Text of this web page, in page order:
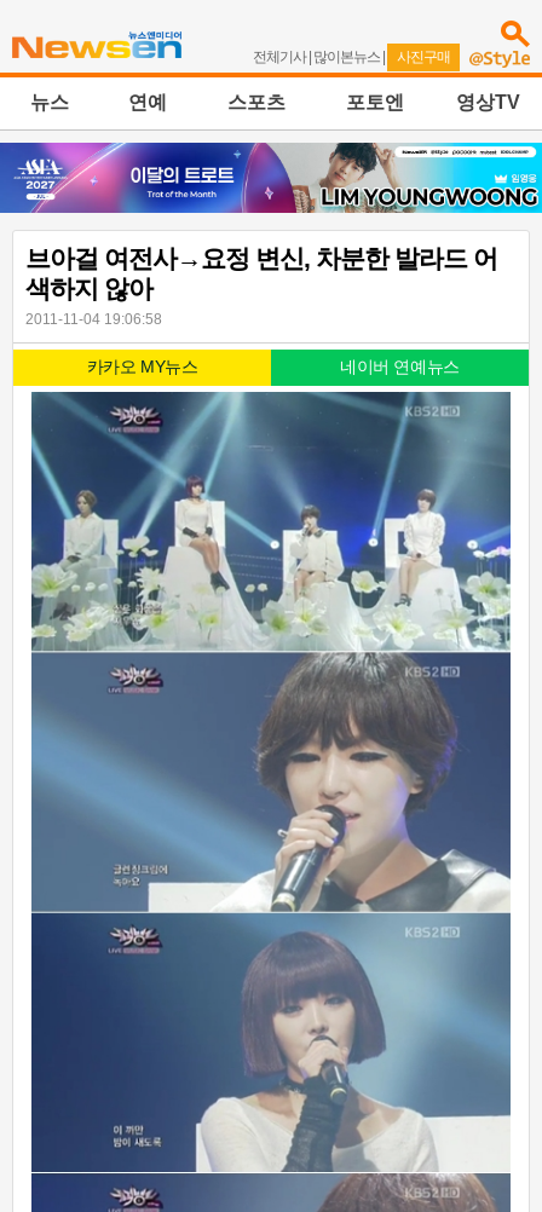
전체기사| 많이본뉴스 | 사진구매
뉴스 연예 스포츠 포토엔 영상TV
브아걸 여전사→요정 변신, 차분한 발라드 어
색하지 않아
2011-11-04 19:06:58
카카오 MY뉴스 네이버 연예뉴스